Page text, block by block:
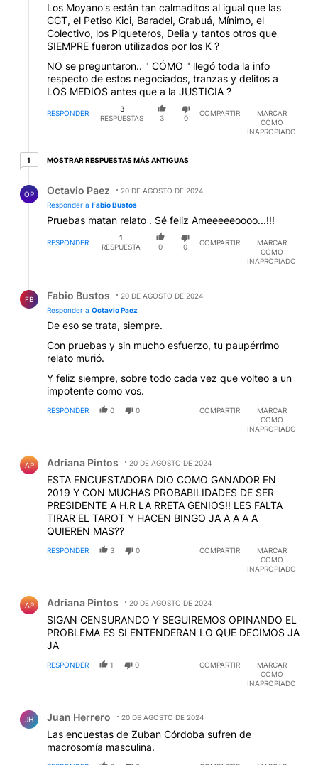
Los Moyano's están tan calmaditos al igual que las
CGT, el Petiso Kici, Baradel, Grabuá, Mínimo, el
Colectivo, los Piqueteros, Delia y tantos otros que
SIEMPRE fueron utilizados por los K ?
NO se preguntaron.. " CÓMO " llegó toda la info
respecto de estos negociados, tranzas y delitos a
LOS MEDIOS antes que a la JUSTICIA ?
RESPONDER
3
RESPUESTAS
3 0
COMPARTIR
MARCAR
COMO
INAPROPIADO
11 respuesta más antiguas
MOSTRAR RESPUESTAS MÁS ANTIGUAS
OP Octavio Paez
20 DE AGOSTO DE 2024
Responder a Fabio Bustos
Pruebas matan relato . Sé feliz Ameeeeeoooo...!!!
RESPONDER
1
RESPUESTA
0 0
COMPARTIR
MARCAR
COMO
INAPROPIADO
FB Fabio Bustos
20 DE AGOSTO DE 2024
Responder a Octavio Paez
De eso se trata, siempre.
Con pruebas y sin mucho esfuerzo, tu paupérrimo
relato murió.
Y feliz siempre, sobre todo cada vez que volteo a un
impotente como vos.
RESPONDER 0 0 COMPARTIR
MARCAR
COMO
INAPROPIADO
AP Adriana Pintos 20 DE AGOSTO DE 2024
ESTA ENCUESTADORA DIO COMO GANADOR EN
2019 Y CON MUCHAS PROBABILIDADES DE SER
PRESIDENTE A H.R LA RRETA GENIOS!! LES FALTA
TIRAR EL TAROT Y HACEN BINGO JA A A A A
QUIEREN MAS??
RESPONDER 3 0 COMPARTIR
MARCAR
COMO
INAPROPIADO
AP Adriana Pintos 20 DE AGOSTO DE 2024
SIGAN CENSURANDO Y SEGUIREMOS OPINANDO EL
PROBLEMA ES SI ENTENDERAN LO QUE DECIMOS JA
JA
RESPONDER 1 0 COMPARTIR
MARCAR
COMO
INAPROPIADO
JH Juan Herrero 20 DE AGOSTO DE 2024
Las encuestas de Zuban Córdoba sufren de
macrosomía masculina.